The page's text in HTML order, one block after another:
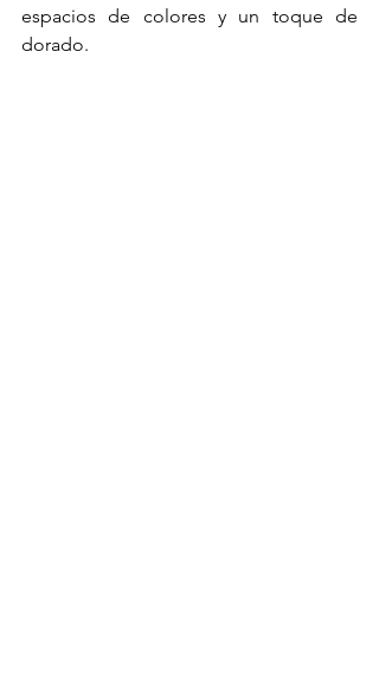
espacios de colores y un toque de
dorado.